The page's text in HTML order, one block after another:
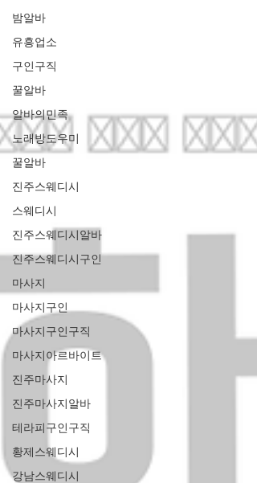
밤알바
유흥업소
구인구직
꿀알바
알바의민족
노래방도우미
꿀알바
진주스웨디시
스웨디시
진주스웨디시알바
진주스웨디시구인
마사지
마사지구인
마사지구인구직
마사지아르바이트
진주마사지
진주마사지알바
테라피구인구직
황제스웨디시
강남스웨디시